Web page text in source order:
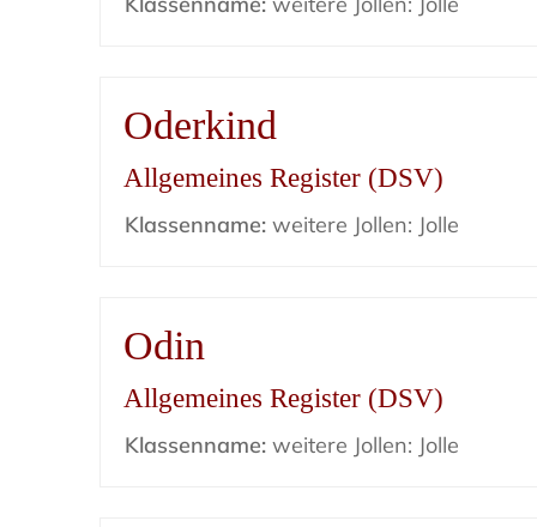
Oderkind
Allgemeines Register (DSV)
Klassenname: weitere Jollen: Jolle
Odin
Allgemeines Register (DSV)
Klassenname: weitere Jollen: Jolle